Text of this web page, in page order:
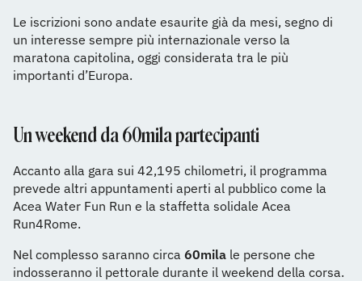
Le iscrizioni sono andate esaurite già da mesi, segno di
un interesse sempre più internazionale verso la
maratona capitolina, oggi considerata tra le più
importanti d’Europa.
Un weekend da 60mila partecipanti
Accanto alla gara sui 42,195 chilometri, il programma
prevede altri appuntamenti aperti al pubblico come la
Acea Water Fun Run e la staffetta solidale Acea
Run4Rome.
Nel complesso saranno circa 60mila le persone che
indosseranno il pettorale durante il weekend della corsa.